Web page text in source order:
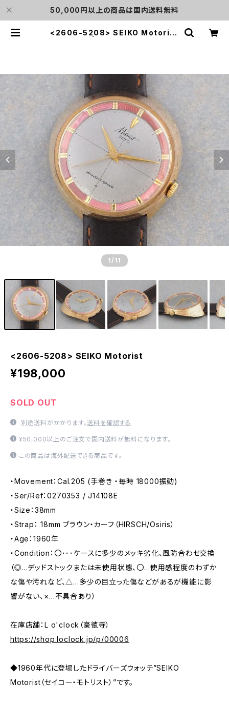
50,000円以上の商品は国内送料無料
<2606-5208> SEIKO Motorist
1 /11
<2606-5208> SEIKO Motorist
¥198,000
SOLD OUT
別途送料がかかります。送料を確認する
¥50,000以上のご注文で国内送料が無料になります。
この商品は海外配送できる商品です。
・Movement：Cal.205 (手巻き ・毎時 18000振動)
・Ser/Ref：0270353 / J14108E
・Size：38mm
・Strap： 18mm ブラウン・カーフ（HIRSCH/Osiris）
・Age：1960年
・Condition：〇･･･ケースに多少のメッキ劣化、風防合わせ交換
（◎…デッドストックまたは未使用状態、〇…使用感程度のわずか
な傷や汚れなど、△…多少の目立った傷などがあるが機能に影
響がない、×…不具合あり）
在庫店舗：L o'clock（豪徳寺）
https://shop.loclock.jp/p/00006
◆1960年代に登場したドライバーズウォッチ”SEIKO
Motorist（セイコー・モトリスト）”です。